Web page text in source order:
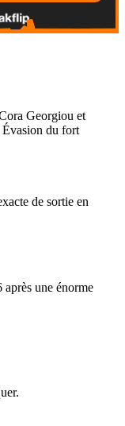
Georgiou et
du fort
de sortie en
une énorme